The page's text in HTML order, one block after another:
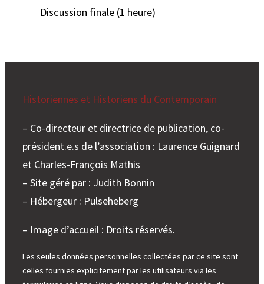
Discussion finale (1 heure)
Historiennes et Historiens du Contemporain
– Co-directeur et directrice de publication, co-
président.e.s de l’association : Laurence Guignard
et Charles-François Mathis
– Site géré par : Judith Bonnin
– Hébergeur : Pulseheberg
– Image d’accueil : Droits réservés.
Les seules données personnelles collectées par ce site sont
celles fournies explicitement par les utilisateurs via les